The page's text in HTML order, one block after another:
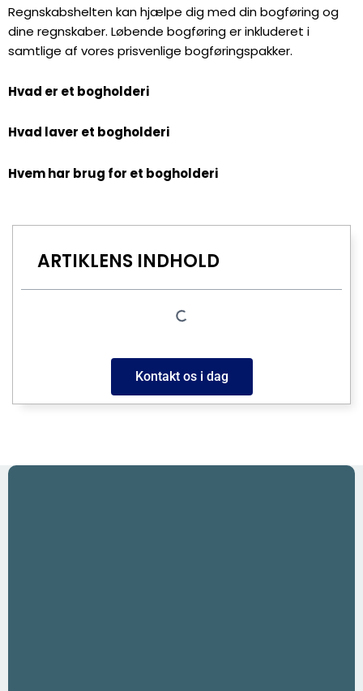
Regnskabshelten kan hjælpe dig med din bogføring og
dine regnskaber. Løbende bogføring er inkluderet i
samtlige af vores prisvenlige bogføringspakker.
Hvad er et bogholderi
Hvad laver et bogholderi
Hvem har brug for et bogholderi
ARTIKLENS INDHOLD
Kontakt os i dag